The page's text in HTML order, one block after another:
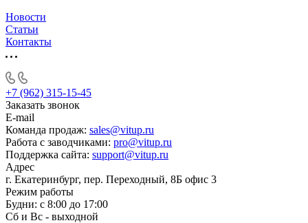
Новости
Статьи
Контакты
+7 (962) 315-15-45
Заказать звонок
E-mail
Команда продаж: sales@vitup.ru
Работа с заводчиками: pro@vitup.ru
Поддержка сайта: support@vitup.ru
Адрес
г. Екатеринбург, пер. Переходный, 8Б офис 3
Режим работы
Будни: с 8:00 до 17:00
Сб и Вс - выходной